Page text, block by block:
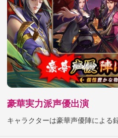
豪華実力派声優出演
キャラクターは豪華声優陣による